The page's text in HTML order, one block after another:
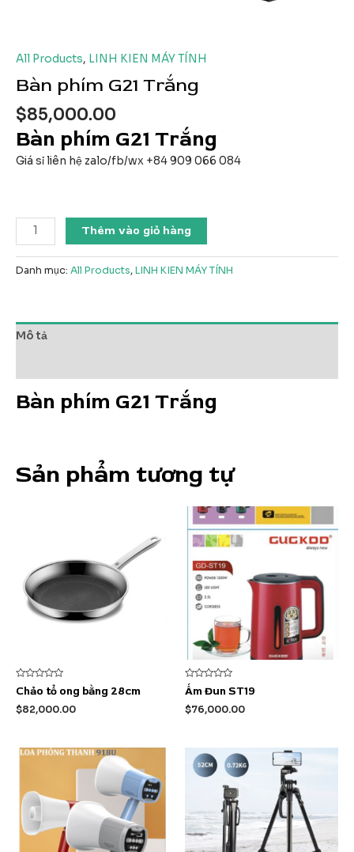
All Products, LINH KIEN MÁY TÍNH
Bàn phím G21 Trắng
$85,000.00
Bàn phím G21 Trắng
Giá sỉ liên hệ zalo/fb/wx +84 909 066 084
Bàn
phím
G21
Trắng
Thêm vào giỏ hàng
Danh mục: All Products,LINH KIEN MÁY TÍNH
Mô tả
Bàn phím G21 Trắng
Sản phẩm tương tự
Được
xếp
hạng
0
Chảo tổ ong bằng 28cm
$82,000.00
Được
xếp
hạng
0
Ấm Đun ST19
$76,000.00